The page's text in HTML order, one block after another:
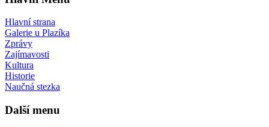
Hlavní strana
Galerie u Plazíka
Zprávy
Zajímavosti
Kultura
Historie
Naučná stezka
Další menu